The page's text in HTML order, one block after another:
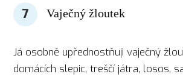
7 Vaječný žloutek
Já osobně upřednostňuji vaječný
domácích slepic, treščí játra, losos,